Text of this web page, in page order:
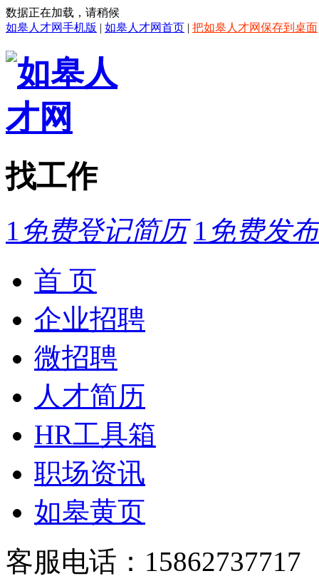
数据正在加载，请稍候
如皋人才网手机版 | 如皋人才网首页 | 把如皋人才网保存到桌面
找工作
1 免费登记简历 1 免费发
首 页
企业招聘
微招聘
人才简历
HR工具箱
职场资讯
如皋黄页
客服电话：15862737717